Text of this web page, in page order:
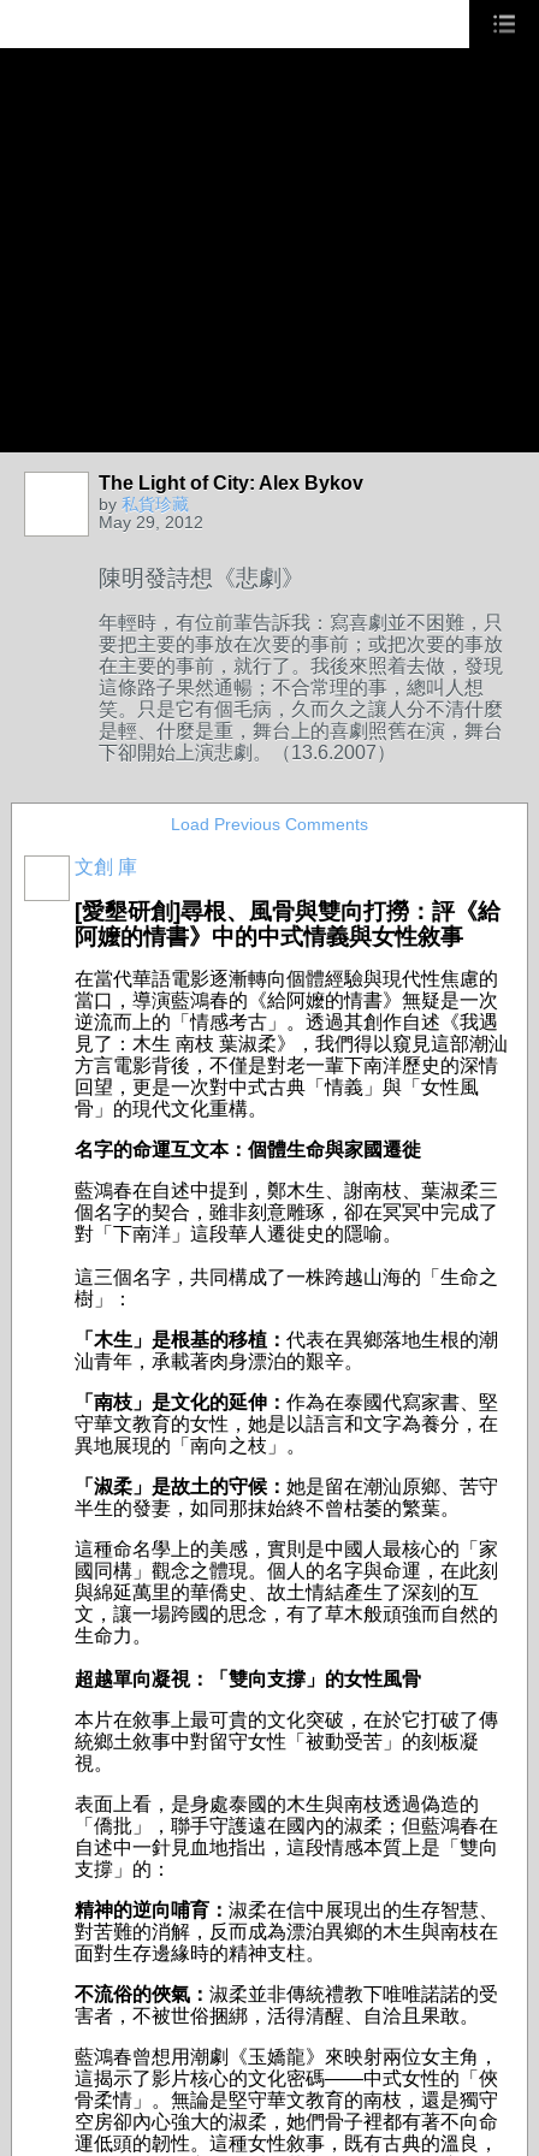
The Light of City: Alex Bykov
by 私貨珍藏
May 29, 2012
陳明發詩想《悲劇》
年輕時，有位前輩告訴我：寫喜劇並不困難，只
要把主要的事放在次要的事前；或把次要的事放
在主要的事前，就行了。我後來照着去做，發現
這條路子果然通暢；不合常理的事，總叫人想
笑。只是它有個毛病，久而久之讓人分不清什麼
是輕、什麼是重，舞台上的喜劇照舊在演，舞台
下卻開始上演悲劇。
（13.6.2007）
Load Previous Comments
文創 庫
[愛墾研創]尋根、風骨與雙向打撈：評《給
阿嬤的情書》中的中式情義與女性敘事
在當代華語電影逐漸轉向個體經驗與現代性焦慮的
當口，導演藍鴻春的《給阿嬤的情書》無疑是一次
逆流而上的「情感考古」。透過其創作自述《我遇
見了：木生 南枝 葉淑柔》，我們得以窺見這部潮汕
方言電影背後，不僅是對老一輩下南洋歷史的深情
回望，更是一次對中式古典「情義」與「女性風
骨」的現代文化重構。
名字的命運互文本：個體生命與家國遷徙
藍鴻春在自述中提到，鄭木生、謝南枝、葉淑柔三
個名字的契合，雖非刻意雕琢，卻在冥冥中完成了
對「下南洋」這段華人遷徙史的隱喻。
這三個名字，共同構成了一株跨越山海的「生命之
樹」：
「木生」是根基的移植： 代表在異鄉落地生根的潮
汕青年，承載著肉身漂泊的艱辛。
「南枝」是文化的延伸： 作為在泰國代寫家書、堅
守華文教育的女性，她是以語言和文字為養分，在
異地展現的「南向之枝」。
「淑柔」是故土的守候： 她是留在潮汕原鄉、苦守
半生的發妻，如同那抹始終不曾枯萎的繁葉。
這種命名學上的美感，實則是中國人最核心的「家
國同構」觀念之體現。個人的名字與命運，在此刻
與綿延萬里的華僑史、故土情結產生了深刻的互
文，讓一場跨國的思念，有了草木般頑強而自然的
生命力。
超越單向凝視：「雙向支撐」的女性風骨
本片在敘事上最可貴的文化突破，在於它打破了傳
統鄉土敘事中對留守女性「被動受苦」的刻板凝
視。
表面上看，是身處泰國的木生與南枝透過偽造的
「僑批」，聯手守護遠在國內的淑柔；但藍鴻春在
自述中一針見血地指出，這段情感本質上是「雙向
支撐」的：
精神的逆向哺育： 淑柔在信中展現出的生存智慧、
對苦難的消解，反而成為漂泊異鄉的木生與南枝在
面對生存邊緣時的精神支柱。
不流俗的俠氣： 淑柔並非傳統禮教下唯唯諾諾的受
害者，不被世俗捆綁，活得清醒、自洽且果敢。
藍鴻春曾想用潮劇《玉嬌龍》來映射兩位女主角，
這揭示了影片核心的文化密碼——中式女性的「俠
骨柔情」。無論是堅守華文教育的南枝，還是獨守
空房卻內心強大的淑柔，她們骨子裡都有著不向命
運低頭的韌性。這種女性敘事，既有古典的溫良，